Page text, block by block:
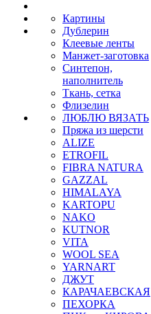
Картины
Дублерин
Клеевые ленты
Манжет-заготовка
Синтепон,
наполнитель
Ткань, сетка
Флизелин
ЛЮБЛЮ ВЯЗАТЬ
Пряжа из шерсти
ALIZE
ETROFIL
FIBRA NATURA
GAZZAL
HIMALAYA
KARTOPU
NAKO
KUTNOR
VITA
WOOL SEA
YARNART
ДЖУТ
КАРАЧАЕВСКАЯ
ПЕХОРКА